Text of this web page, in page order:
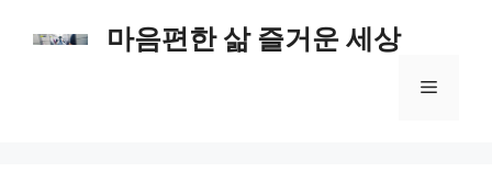
마음편한 삶 즐거운 세상
메